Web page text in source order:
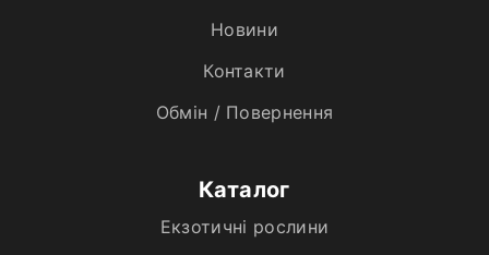
Новини
Контакти
Обмін / Повернення
Каталог
Екзотичні рослини